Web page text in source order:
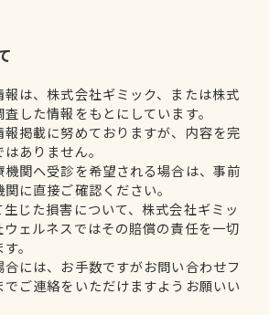
は、株式会社ギミック、または株式
した情報をもとにしています。
掲載に努めておりますが、内容を完
ありません。
関へ受診を希望される場合は、事前
に直接ご確認ください。
じた損害について、株式会社ギミッ
ェルネスではその賠償の責任を一切
。
には、お手数ですがお問い合わせフ
でご連絡をいただけますようお願いい